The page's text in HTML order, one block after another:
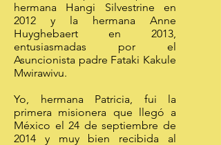
hermana Hangi Silvestrine en
2012 y la hermana Anne
Huyghebaert en 2013,
entusiasmadas por el
Asuncionista padre Fataki Kakule
Mwirawivu.
Yo, hermana Patricia, fui la
primera misionera que llegó a
México el 24 de septiembre de
2014 y muy bien recibida al